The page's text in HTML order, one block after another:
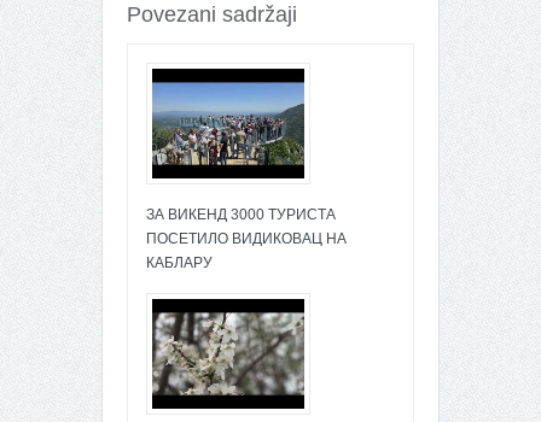
Povezani sadržaji
ЗА ВИКЕНД 3000 ТУРИСТА
ПОСЕТИЛО ВИДИКОВАЦ НА
КАБЛАРУ